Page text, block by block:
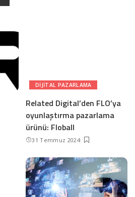
DIJITAL PAZARLAMA
Related Digital’den FLO’ya
oyunlaştırma pazarlama
ürünü: Floball
31 Temmuz 2024